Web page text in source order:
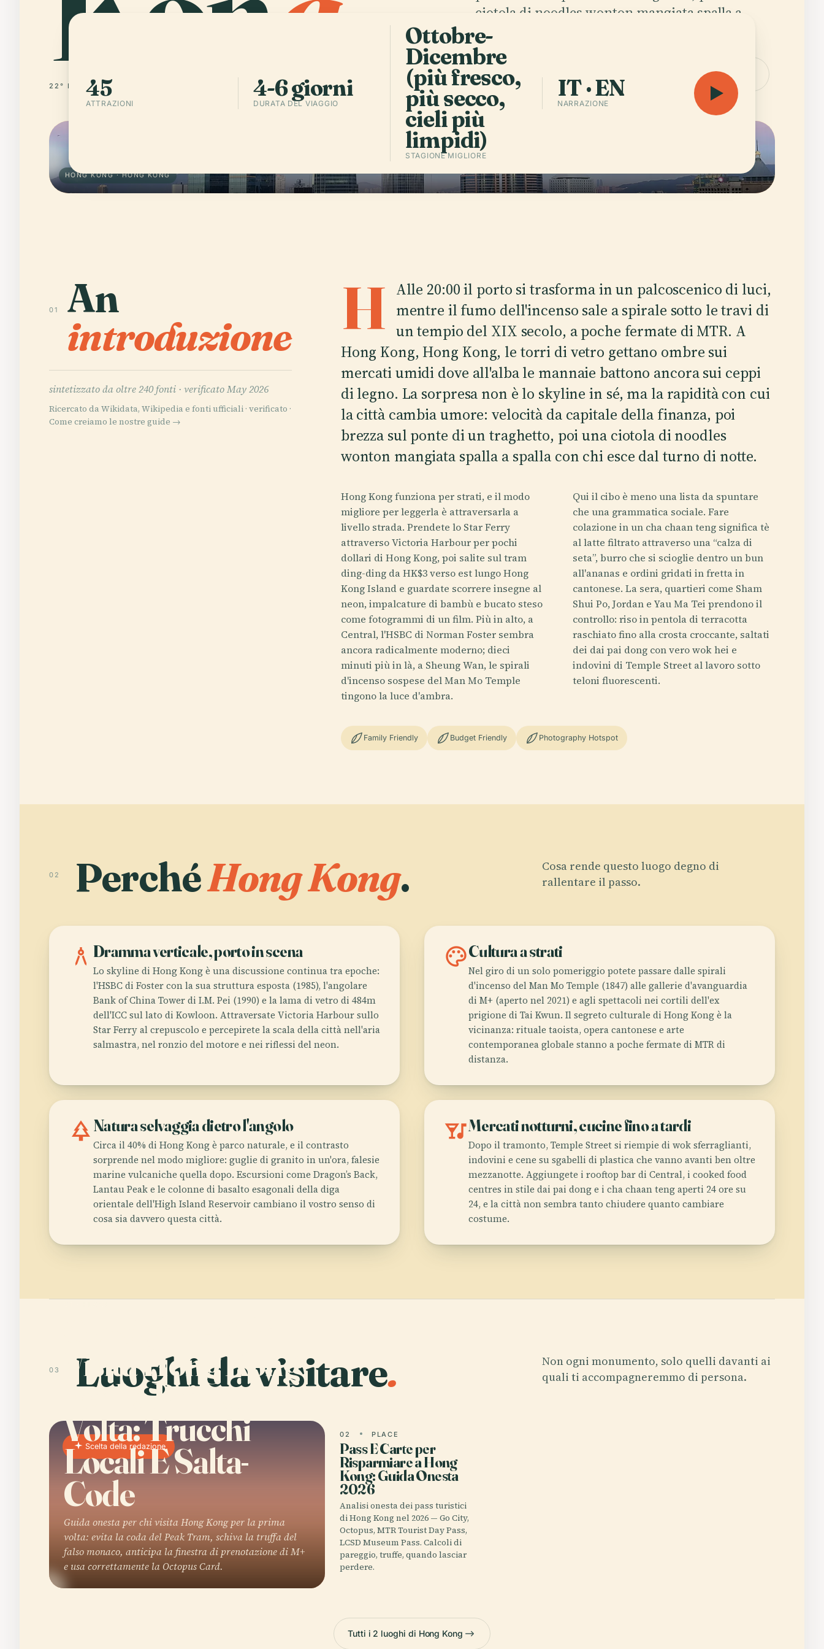
22° N · 114° E
ciotola di noodles wonton mangiata spalla a
spalla con chi esce dal turno di notte.
Ascolta l'audioguida — 7 h 14 min Apri la mappa
HONG KONG · HONG KONG
45
ATTRAZIONI
4-6 giorni
DURATA DEL VIAGGIO
Ottobre-
Dicembre
(più fresco,
più secco,
cieli più
limpidi)
STAGIONE MIGLIORE
IT · EN
NARRAZIONE
01 An
introduzione
sintetizzato da oltre 240 fonti · verificato May 2026
Ricercato da Wikidata, Wikipedia e fonti ufficiali · verificato ·
Come creiamo le nostre guide →
H Alle 20:00 il porto si trasforma in un palcoscenico di luci,
mentre il fumo dell'incenso sale a spirale sotto le travi di
un tempio del XIX secolo, a poche fermate di MTR. A
Hong Kong, Hong Kong, le torri di vetro gettano ombre sui
mercati umidi dove all'alba le mannaie battono ancora sui ceppi
di legno. La sorpresa non è lo skyline in sé, ma la rapidità con cui
la città cambia umore: velocità da capitale della finanza, poi
brezza sul ponte di un traghetto, poi una ciotola di noodles
wonton mangiata spalla a spalla con chi esce dal turno di notte.
Hong Kong funziona per strati, e il modo
migliore per leggerla è attraversarla a
livello strada. Prendete lo Star Ferry
attraverso Victoria Harbour per pochi
dollari di Hong Kong, poi salite sul tram
ding-ding da HK$3 verso est lungo Hong
Kong Island e guardate scorrere insegne al
neon, impalcature di bambù e bucato steso
come fotogrammi di un film. Più in alto, a
Central, l'HSBC di Norman Foster sembra
ancora radicalmente moderno; dieci
minuti più in là, a Sheung Wan, le spirali
d'incenso sospese del Man Mo Temple
tingono la luce d'ambra.
Qui il cibo è meno una lista da spuntare
che una grammatica sociale. Fare
colazione in un cha chaan teng significa tè
al latte filtrato attraverso una “calza di
seta”, burro che si scioglie dentro un bun
all'ananas e ordini gridati in fretta in
cantonese. La sera, quartieri come Sham
Shui Po, Jordan e Yau Ma Tei prendono il
controllo: riso in pentola di terracotta
raschiato fino alla crosta croccante, saltati
dei dai pai dong con vero wok hei e
indovini di Temple Street al lavoro sotto
teloni fluorescenti.
Family Friendly Budget Friendly Photography Hotspot
02 PerchéHong Kong.
Cosa rende questo luogo degno di
rallentare il passo.
architecture Dramma verticale, porto in scena
Lo skyline di Hong Kong è una discussione continua tra epoche:
l'HSBC di Foster con la sua struttura esposta (1985), l'angolare
Bank of China Tower di I.M. Pei (1990) e la lama di vetro di 484m
dell'ICC sul lato di Kowloon. Attraversate Victoria Harbour sullo
Star Ferry al crepuscolo e percepirete la scala della città nell'aria
salmastra, nel ronzio del motore e nei riflessi del neon.
paletteCultura a strati
Nel giro di un solo pomeriggio potete passare dalle spirali
d'incenso del Man Mo Temple (1847) alle gallerie d'avanguardia
di M+ (aperto nel 2021) e agli spettacoli nei cortili dell'ex
prigione di Tai Kwun. Il segreto culturale di Hong Kong è la
vicinanza: rituale taoista, opera cantonese e arte
contemporanea globale stanno a poche fermate di MTR di
distanza.
parkNatura selvaggia dietro l'angolo
Circa il 40% di Hong Kong è parco naturale, e il contrasto
sorprende nel modo migliore: guglie di granito in un'ora, falesie
marine vulcaniche quella dopo. Escursioni come Dragon’s Back,
Lantau Peak e le colonne di basalto esagonali della diga
orientale dell'High Island Reservoir cambiano il vostro senso di
cosa sia davvero questa città.
nightlifeMercati notturni, cucine fino a tardi
Dopo il tramonto, Temple Street si riempie di wok sferraglianti,
indovini e cene su sgabelli di plastica che vanno avanti ben oltre
mezzanotte. Aggiungete i rooftop bar di Central, i cooked food
centres in stile dai pai dong e i cha chaan teng aperti 24 ore su
24, e la città non sembra tanto chiudere quanto cambiare
costume.
03 Luoghi da visitare.
Non ogni monumento, solo quelli davanti ai
quali ti accompagneremmo di persona.
Scelta della redazione
Visita Hong Kong
per La Prima
Volta: Trucchi
Locali E Salta-
Code
Guida onesta per chi visita Hong Kong per la prima
volta: evita la coda del Peak Tram, schiva la truffa del
falso monaco, anticipa la finestra di prenotazione di M+
e usa correttamente la Octopus Card.
02 PLACE
Pass E Carte per
Risparmiare a Hong
Kong: Guida Onesta
2026
Analisi onesta dei pass turistici
di Hong Kong nel 2026 — Go City,
Octopus, MTR Tourist Day Pass,
LCSD Museum Pass. Calcoli di
pareggio, truffe, quando lasciar
perdere.
Tutti i 2 luoghi di Hong Kong